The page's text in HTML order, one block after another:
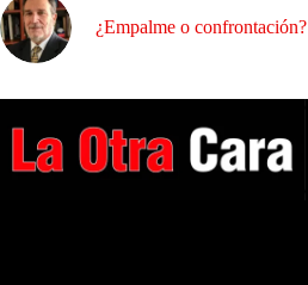
¿Empalme o confrontación?